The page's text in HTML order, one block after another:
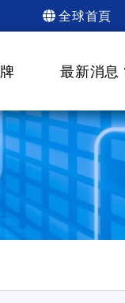
全球首頁
最新消息